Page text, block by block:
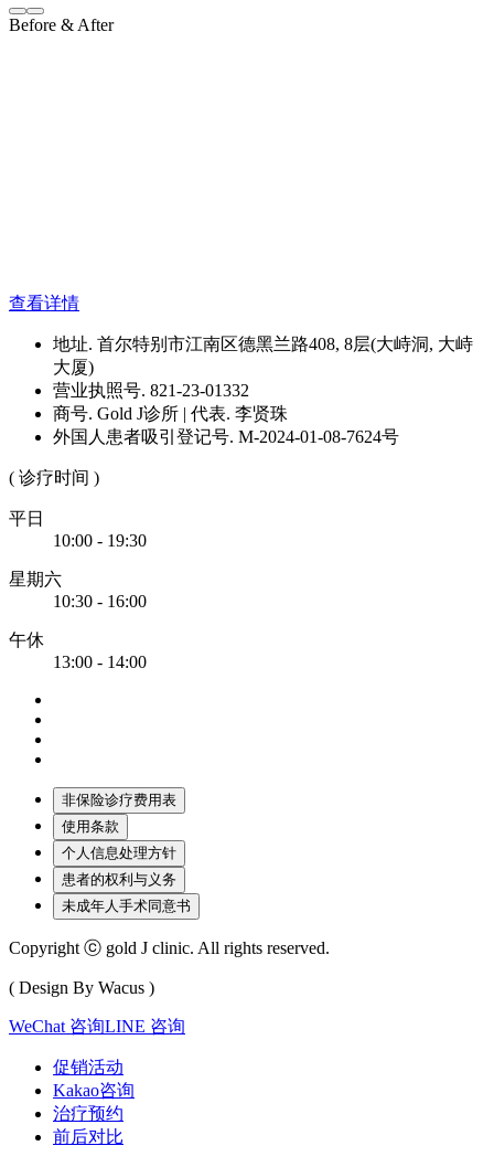
Before & After
查看详情
地址. 首尔特别市江南区德黑兰路408, 8层(大峙洞, 大峙
大厦)
营业执照号. 821-23-01332
商号. Gold J诊所 | 代表. 李贤珠
外国人患者吸引登记号. M-2024-01-08-7624号
( 诊疗时间 )
平日
10:00 - 19:30
星期六
10:30 - 16:00
午休
13:00 - 14:00
非保险诊疗费用表
使用条款
个人信息处理方针
患者的权利与义务
未成年人手术同意书
Copyright ⓒ gold J clinic. All rights reserved.
( Design By Wacus )
WeChat 咨询LINE 咨询
促销活动
Kakao咨询
治疗预约
前后对比